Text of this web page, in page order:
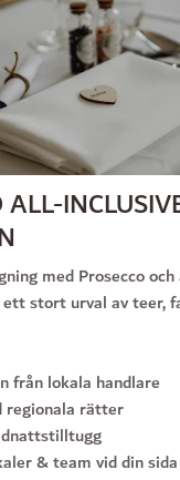
ALL-
med Prosecco
stort urval av teer,
från lokala handlare
regionala rätter
& team vid din sida